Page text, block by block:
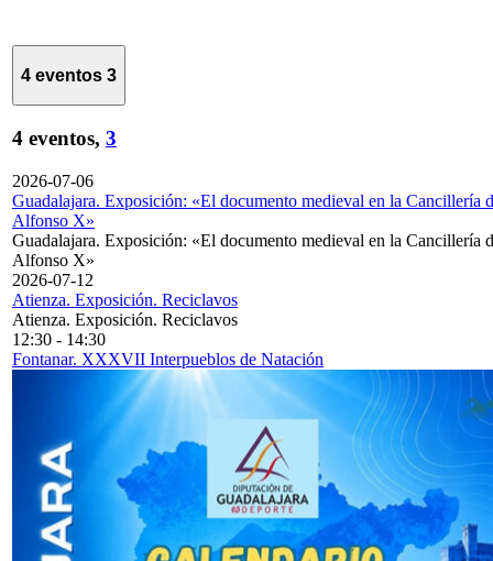
4 eventos 3
4 eventos, 3
2026-07-06
Guadalajara. Exposición: «El documento medieval en la Cancillería
Alfonso X»
Guadalajara. Exposición: «El documento medieval en la Cancillería
Alfonso X»
2026-07-12
Atienza. Exposición. Reciclavos
Atienza. Exposición. Reciclavos
12:30 - 14:30
Fontanar. XXXVII Interpueblos de Natación